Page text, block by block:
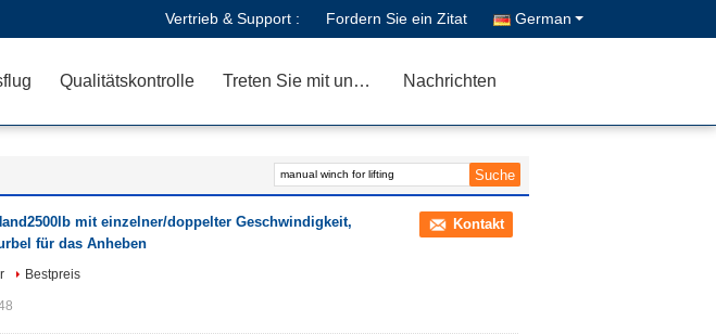
Vertrieb & Support : Fordern Sie ein Zitat German
Qualitätskontrolle Treten Sie mit uns in Verbindung Nachrichten
mit einzelner/doppelter Geschwindigkeit,
für das Anheben
Kontakt
Bestpreis